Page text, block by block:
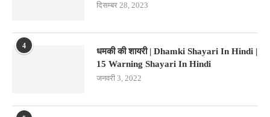
दिसम्बर 28, 2023
4
धमकी की शायरी | Dhamki Shayari In Hindi |
15 Warning Shayari In Hindi
जनवरी 3, 2022